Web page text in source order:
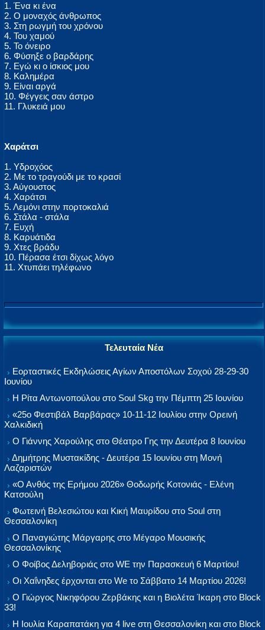
1. Ένα κι ένα
2. Ο μοναχός άνθρωπος
3. Στη ρωγμή του χρόνου
4. Του χαμού
5. Το όνειρο
6. Φύσηξε ο βαρδάρης
7. Εγώ κι ο ίσκιος μου
8. Καλημέρα
9. Είναι αργά
10. Φέγγεις σαν άστρο
11. Γλυκειά μου
Χαράτσι
1. Υδροχόος
2. Με το τραγούδι με το κρασί
3. Αύγουστος
4. Χαράτσι
5. Λεμόνι στην πορτοκαλιά
6. Στάλα - στάλα
7. Ευχή
8. Καρυάτιδα
9. Χτες βράδυ
10. Πέρασα έτσι δίχως λόγο
11. Χτυπάει τηλέφωνο
Τελευταία Νέα
Εορταστικές Εκδηλώσεις Αγίων Αποστόλων Σοχού 28-29-30
Ιουνίου
Η Ρίτα Αντωνοπούλου στο Soul Skg την Πέμπτη 25 Ιουνίου
«25ο Φεστιβάλ Βαρβάρας» 10-11-12 Ιουλίου στην Ορεινή
Χαλκιδική
Ο Γιάννης Χαρούλης στο Θέατρο Γης την Δευτέρα 8 Ιουνίου
Δημήτρης Μυστακίδης - Δευτέρα 15 Ιουνίου στη Μονή
Λαζαριστών
«Ο Ανθός της Ερήμου 2026» Θοδωρής Κοτονιάς - Ελένη
Κατσούλη
Φωτεινή Βελεσιώτου και Κική Μαυρίδου στο Soul στη
Θεσσαλονίκη
Ο Παναγιώτης Μάργαρης στο Μέγαρο Μουσικής
Θεσσαλονίκης
Ο Φοίβος Δεληβοριάς στο WE την Παρασκευή 6 Μαρτίου!
Οι Χαΐνηδες έρχονται στο We το Σάββατο 14 Μαρτίου 2026!
Ο Γιώργος Νικηφόρου Ζερβάκης και η Βιολέτα Ίκαρη στο Block
33!
Η Ιουλία Καραπατάκη για 4 live στη Θεσσαλονίκη και στο Block